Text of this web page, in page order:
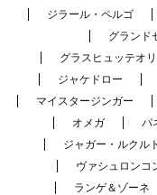
ジラール・ペルゴ
グランド
グラスヒュッテオ
ジャケドロー
マイスタージンガー
オメガ
パ
ジャガー・ルクルト
ヴァシュロンコ
ランゲ＆ゾーネ